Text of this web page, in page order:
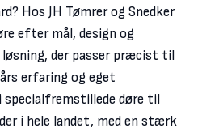
Hos JH Tømrer og Snedker
efter mål, design og
løsning, der passer præcist til
erfaring og eget
døre til
i hele landet, med en stærk